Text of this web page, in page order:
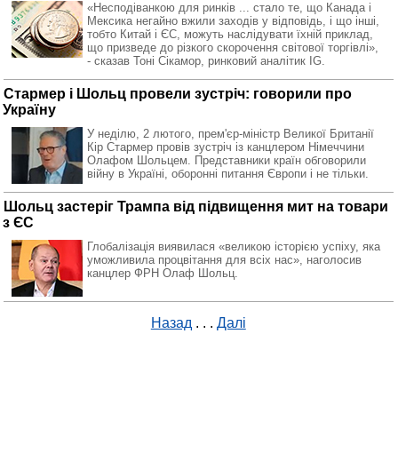
«Несподіванкою для ринків ... стало те, що Канада і
Мексика негайно вжили заходів у відповідь, і що інші,
тобто Китай і ЄС, можуть наслідувати їхній приклад,
що призведе до різкого скорочення світової торгівлі»,
- сказав Тоні Сікамор, ринковий аналітик IG.
Стармер і Шольц провели зустріч: говорили про
Україну
У неділю, 2 лютого, прем'єр-міністр Великої Британії
Кір Стармер провів зустріч із канцлером Німеччини
Олафом Шольцем. Представники країн обговорили
війну в Україні, оборонні питання Європи і не тільки.
Шольц застеріг Трампа від підвищення мит на товари
з ЄС
Глобалізація виявилася «великою історією успіху, яка
уможливила процвітання для всіх нас», наголосив
канцлер ФРН Олаф Шольц.
Назад . . . Далі